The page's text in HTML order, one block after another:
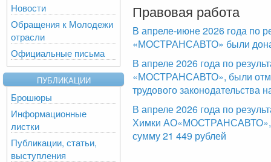
Новости
Обращения к Молодежи
отрасли
Официальные письма
ПУБЛИКАЦИИ
Брошюры
Информационные
листки
Публикации, статьи,
выступления
Правовая работа
В апреле-июне 2026 года по
«МОСТРАНСАВТО» были
В апреле 2026 года по
«МОСТРАНСАВТО», были
трудового
В апреле 2026 года по
Химки АО«МОСТРАНСАВТО»,
сумму 21 449 рублей